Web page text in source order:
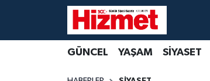
GÜNCEL YAŞAM SİYASET
Denizli Nöbetçi Eczaneler